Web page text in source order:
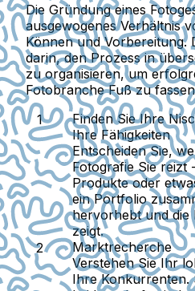
Die Gründung eines
ausgewogenes Verhältnis
Können und Vorbereitung.
darin, den Prozess in
zu organisieren, um
Fotobranche Fuß zu
Finden Sie Ihre
Ihre Fähigkeiten
Entscheiden Sie,
Fotografie Sie reizt
Produkte oder
ein Portfolio
hervorhebt und die
zeigt.
Marktrecherche
Verstehen Sie Ihr
Ihre Konkurrenten.